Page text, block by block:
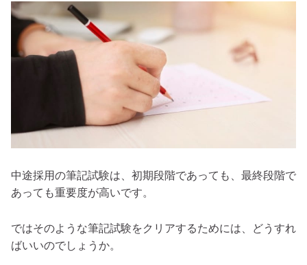
中途採用の筆記試験は、初期段階であっても、最終段階で
あっても重要度が高いです。
ではそのような筆記試験をクリアするためには、どうすれ
ばいいのでしょうか。